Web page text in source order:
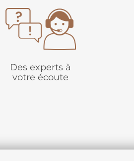
Des experts à
votre écoute